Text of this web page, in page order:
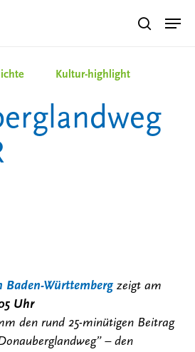
search
Kultur-highlight
Baden-Württembergzeigt am
Uhr
den rund 25-minütigen Beitrag
– den